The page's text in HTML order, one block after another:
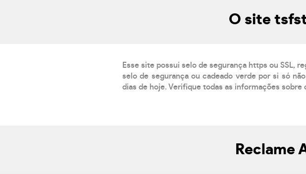
O site
Esse site possui selo de segurança https ou SSL,
selo de segurança ou cadeado verde por si só
dias de hoje. Verifique todas as informações sobre
Reclame